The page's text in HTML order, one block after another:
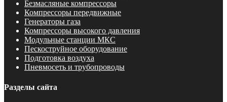
Безмасляные компрессоры
Компрессоры передвижные
Генераторы газа
Компрессоры высокого давления
Модульные станции МКС
Пескоструйное оборудование
Подготовка воздуха
Пневмосеть и трубопроводы
Разделы сайта